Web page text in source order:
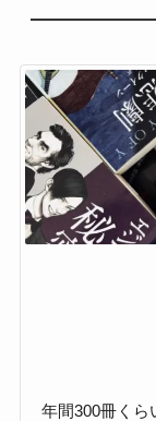
年間300冊くら